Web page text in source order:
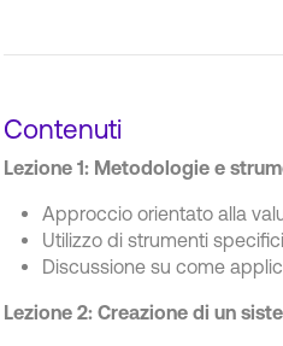
Contenuti
Lezione 1: Metodologie e
Approccio orientato alla
Utilizzo di strumenti
Discussione su come
Lezione 2: Creazione di un